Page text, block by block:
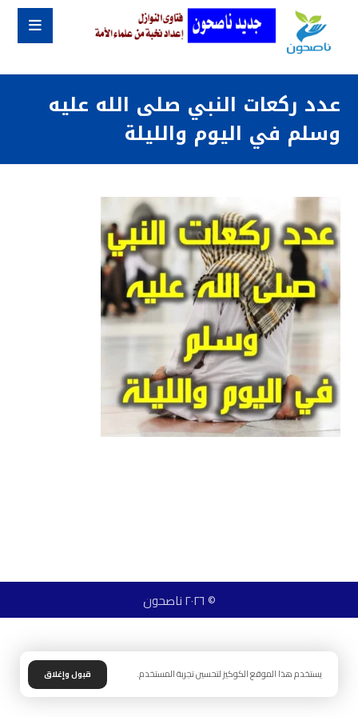
عدد ركعات النبي صلى الله عليه
وسلم في اليوم والليلة
© ٢٠٢٦ ناصحون
يستخدم هذا الموقع الكوكيز لتحسين تجربة المستخدم. قبول وإغلاق